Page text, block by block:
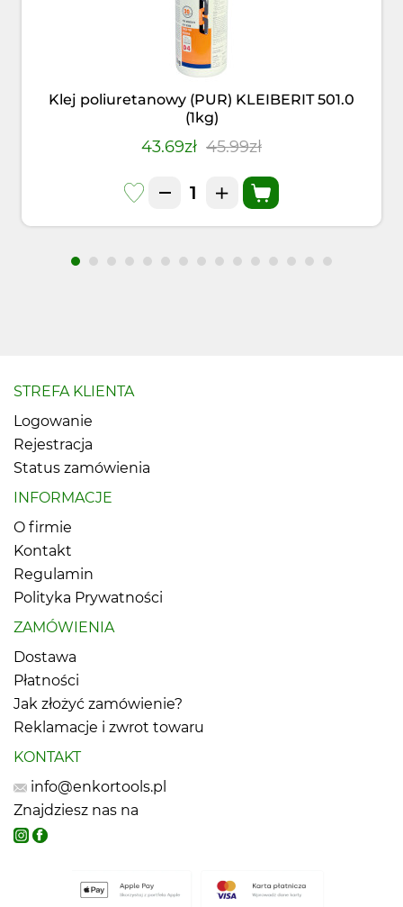
Klej poliuretanowy (PUR) KLEIBERIT 501.0
(1kg)
43.69zł 45.99zł
STREFA KLIENTA
Logowanie
Rejestracja
Status zamówienia
INFORMACJE
O firmie
Kontakt
Regulamin
Polityka Prywatności
ZAMÓWIENIA
Dostawa
Płatności
Jak złożyć zamówienie?
Reklamacje i zwrot towaru
KONTAKT
info@enkortools.pl
Znajdziesz nas na